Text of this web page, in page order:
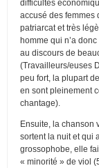
difficultés
accusé des femmes
patriarcat et très
homme qui n’a
au discours de
(Travailleurs/euses
peu fort, la plupart
en sont pleinement
chantage).
Ensuite, la chanson
sortent la nuit et qui
grossophobe, elle
« minorité » de viol